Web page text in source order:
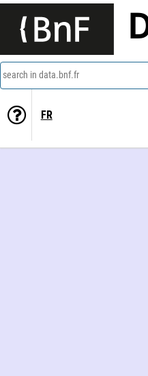
search in data.bnf.fr
FR